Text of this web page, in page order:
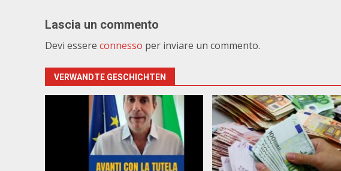
Lascia un commento
Devi essere connesso per inviare un commento.
VERWANDTE GESCHICHTEN